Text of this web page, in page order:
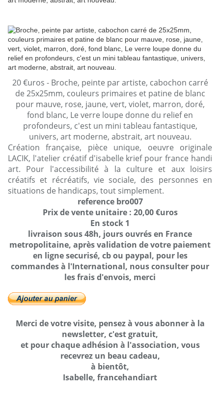
20 €uros - Broche, peinte par artiste, cabochon carré
de 25x25mm, couleurs primaires et patine de blanc
pour mauve, rose, jaune, vert, violet, marron, doré,
fond blanc, Le verre loupe donne du relief en
profondeurs, c'est un mini tableau fantastique,
univers, art moderne, abstrait, art nouveau.
Création française, pièce unique, oeuvre originale
LACIK, l'atelier créatif d'isabelle krief pour france handi
art. Pour l'accessibilité à la culture et aux loisirs
créatifs et récréatifs, vie sociale, des personnes en
situations de handicaps, tout simplement.
reference bro007
Prix de vente unitaire : 20,00 €uros
En stock 1
livraison sous 48h, jours ouvrés en France
metropolitaine, après validation de votre paiement
en ligne securisé, cb ou paypal, pour les
commandes à l'International, nous consulter pour
les frais d'envois, merci
Merci de votre visite, pensez à vous abonner à la
newsletter, c'est gratuit,
et pour chaque adhésion à l'association, vous
recevrez un beau cadeau,
à bientôt,
Isabelle, francehandiart